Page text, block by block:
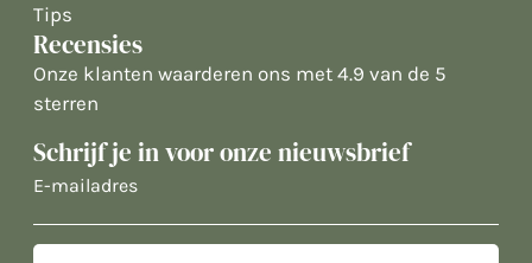
Tips
Recensies
Onze klanten waarderen ons met 4.9 van de 5
sterren
Schrijf je in voor onze nieuwsbrief
E-